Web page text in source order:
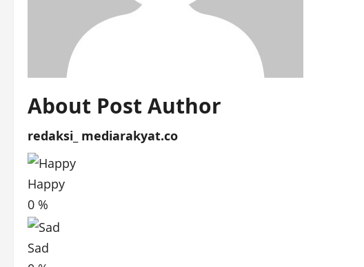
About Post Author
redaksi_ mediarakyat.co
Happy
0 %
Sad